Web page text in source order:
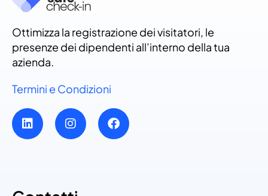
Ottimizza la registrazione dei visitatori, le
presenze dei dipendenti all’interno della tua
azienda.
Termini e Condizioni